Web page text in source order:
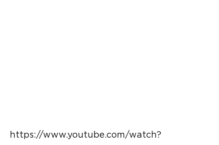
https://www.youtube.com/watch?